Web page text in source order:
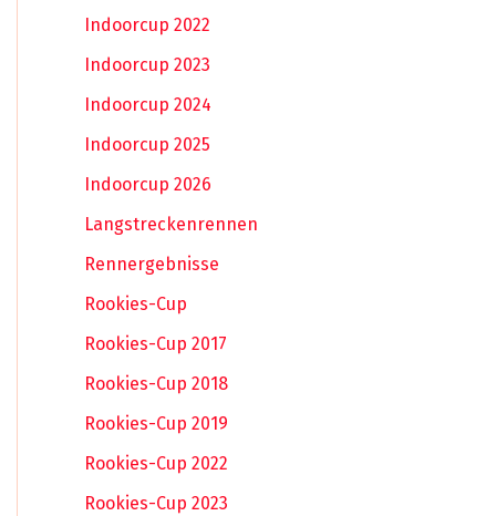
Indoorcup 2022
Indoorcup 2023
Indoorcup 2024
Indoorcup 2025
Indoorcup 2026
Langstreckenrennen
Rennergebnisse
Rookies-Cup
Rookies-Cup 2017
Rookies-Cup 2018
Rookies-Cup 2019
Rookies-Cup 2022
Rookies-Cup 2023